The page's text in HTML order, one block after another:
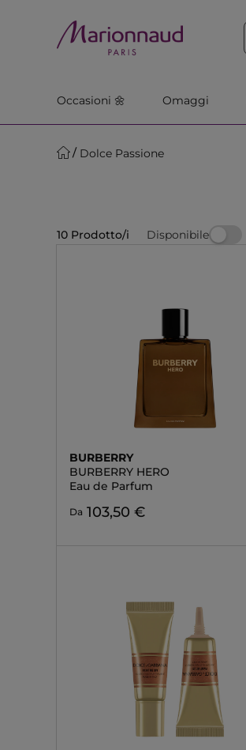
Occasioni 🌼 Omaggi
Dolce Passione
10 Prodotto/i Disponibile
BURBERRY
BURBERRY HERO
Eau de Parfum
Da 103,50 €